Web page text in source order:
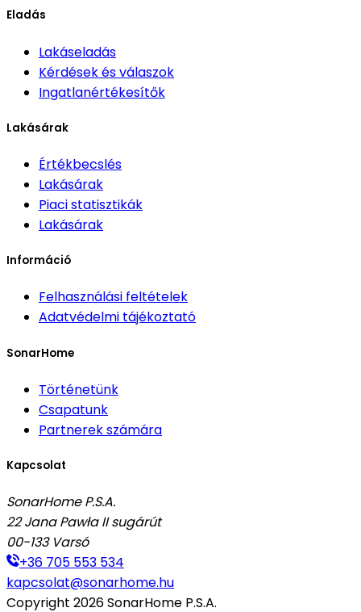
Eladás
Lakáseladás
Kérdések és válaszok
Ingatlanértékesítők
Lakásárak
Értékbecslés
Lakásárak
Piaci statisztikák
Lakásárak
Információ
Felhasználási feltételek
Adatvédelmi tájékoztató
SonarHome
Történetünk
Csapatunk
Partnerek számára
Kapcsolat
SonarHome P.S.A.
22 Jana Pawła II sugárút
00-133 Varsó
+36 705 553 534
kapcsolat@sonarhome.hu
Copyright 2026SonarHome P.S.A.